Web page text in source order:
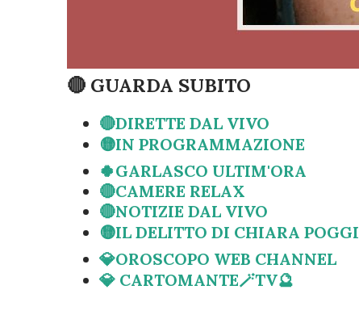
🔴 GUARDA SUBITO
🔴DIRETTE DAL VIVO
🟡IN PROGRAMMAZIONE
🍀GARLASCO ULTIM'ORA
🔴CAMERE RELAX
🔴NOTIZIE DAL VIVO
🟡IL DELITTO DI CHIARA POGGI
💎OROSCOPO WEB CHANNEL
💎 CARTOMANTE🪄TV🔮